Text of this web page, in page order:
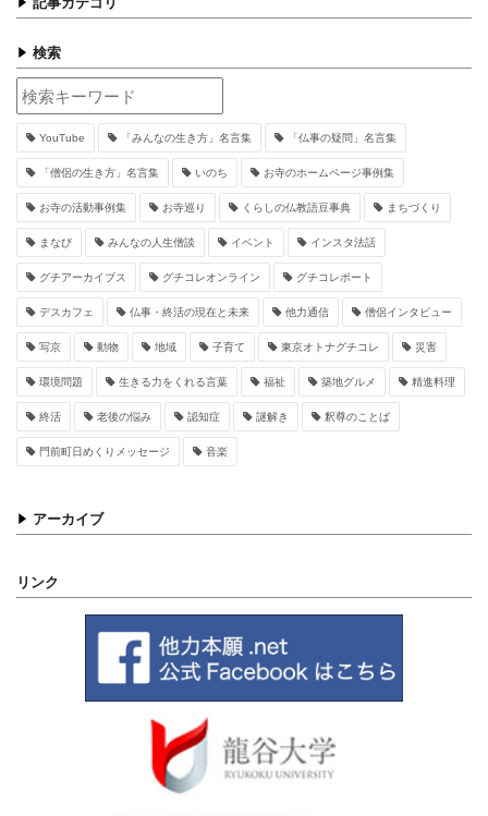
検索
YouTube 「みんなの生き方」名言集 「仏事の疑問」名言集
「僧侶の生き方」名言集 いのち お寺のホームページ事例集
お寺の活動事例集 お寺巡り くらしの仏教語豆事典 まちづくり
まなび みんなの人生僧談 イベント インスタ法話
グチアーカイブス グチコレオンライン グチコレポート
デスカフェ 仏事・終活の現在と未来 他力通信 僧侶インタビュー
写京 動物 地域 子育て 東京オトナグチコレ 災害
環境問題 生きる力をくれる言葉 福祉 築地グルメ 精進料理
終活 老後の悩み 認知症 謎解き 釈尊のことば
門前町日めくりメッセージ 音楽
アーカイブ
リンク